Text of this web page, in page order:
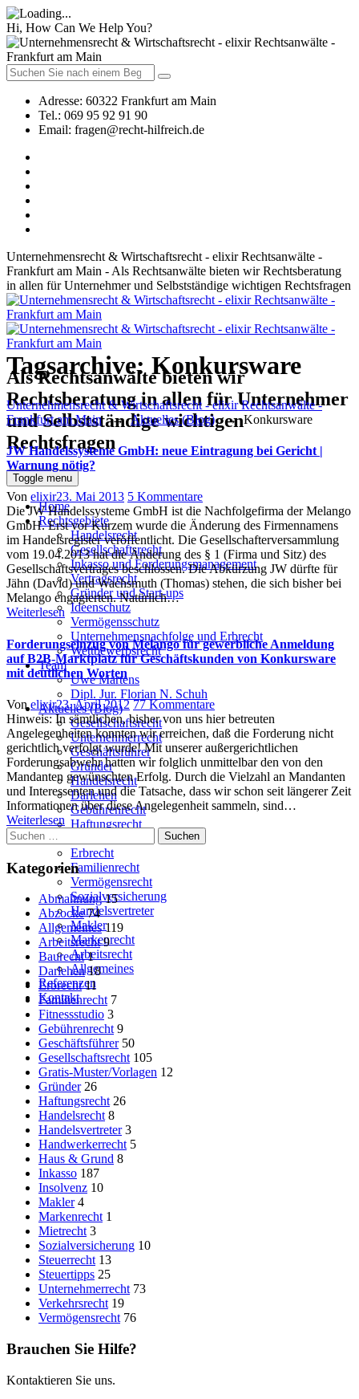
Hi, How Can We Help You?
Adresse: 60322 Frankfurt am Main
Tel.: 069 95 92 91 90
Email: fragen@recht-hilfreich.de
Unternehmensrecht & Wirtschaftsrecht - elixir Rechtsanwälte -
Frankfurt am Main - Als Rechtsanwälte bieten wir Rechtsberatung
in allen für Unternehmer und Selbstständige wichtigen Rechtsfragen
Als Rechtsanwälte bieten wir
Rechtsberatung in allen für Unternehmer
und Selbstständige wichtigen
Rechtsfragen
Toggle menu
Home
Rechtsgebiete
Handelsrecht
Gesellschaftsrecht
Inkasso und Forderungsmanagement
Vertragsrecht
Gründer und Start-ups
Ideenschutz
Vermögensschutz
Unternehmensnachfolge und Erbrecht
Wettbewerbsrecht
Team
Uwe Martens
Dipl. Jur. Florian N. Schuh
Aktuelles (Blog)
Gesellschaftsrecht
Unternehmerrecht
Geschäftsführer
Gründer
Handelsrecht
Darlehen
Gebührenrecht
Haftungsrecht
Erbrecht
Familienrecht
Vermögensrecht
Sozialversicherung
Handelsvertreter
Makler
Markenrecht
Arbeitsrecht
Allgemeines
Referenzen
Kontakt
Tagsarchive:Konkursware
Unternehmensrecht & Wirtschaftsrecht - elixir Rechtsanwälte -
Frankfurt am Main →Aktuelles (Blog)→Konkursware
JW Handelssysteme GmbH: neue Eintragung bei Gericht |
Warnung nötig?
Author
Von elixirPosted
on
23. Mai 2013 5 Kommentarezu
JW
Handelssysteme
GmbH:
neue
Eintragung
bei
nötig?
Die JW Handelssysteme GmbH ist die Nachfolgefirma der Melango
GmbH. Erst vor Kurzem wurde die Änderung des Firmennamens
im Handelsregister veröffentlicht. Die Gesellschafterversammlung
vom 19.04.2013 hat die Änderung des § 1 (Firma und Sitz) des
Gesellschaftsvertrages beschlossen. Die Abkürzung JW dürfte für
Jähn (David) und Wachsmuth (Thomas) stehen, die sich bisher bei
Melango engagierten. Natürlich…
Weiterlesen
Forderungseinzug von Melango für gewerbliche Anmeldung
auf B2B-Marktplatz für Geschäftskunden von Konkursware
mit deutlichen Worten
Author
VonelixirPosted
on
23. April 2012 77 Kommentarezu
Forderungseinzug
von
Melango
für
gewerbliche
Anmeldung
auf
Hinweis: In sämtlichen, bisher von uns hier betreuten
Angelegenheiten konnten wir erreichen, daß die Forderung nicht
gerichtlich verfolgt wurde! Mit unserer außergerichtlichen
Forderungsabwehr hatten wir folglich unmittelbar den von den
Mandanten gewünschten Erfolg. Durch die Vielzahl an Mandanten
und Interessenten und die Tatsache, dass wir schon seit längerer Zeit
Informationen über diese Angelegenheit sammeln, sind…
Weiterlesen
Suchen
nach:
Kategorien
Abmahnung 15
Abzocke 74
Allgemeines 119
Arbeitsrecht 9
Baurecht 1
Darlehen 18
Erbrecht 11
Familienrecht 7
Fitnessstudio 3
Gebührenrecht 9
Geschäftsführer 50
Gesellschaftsrecht 105
Gratis-Muster/Vorlagen 12
Gründer 26
Haftungsrecht 26
Handelsrecht 8
Handelsvertreter 3
Handwerkerrecht 5
Haus & Grund 8
Inkasso 187
Insolvenz 10
Makler 4
Markenrecht 1
Mietrecht 3
Sozialversicherung 10
Steuerrecht 13
Steuertipps 25
Unternehmerrecht 73
Verkehrsrecht 19
Vermögensrecht 76
Brauchen Sie Hilfe?
Kontaktieren Sie uns.